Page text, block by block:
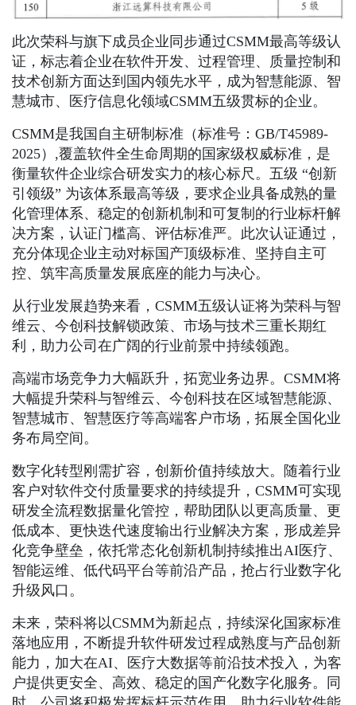
此次荣科与旗下成员企业同步通过CSMM最高等级认
证，标志着企业在软件开发、过程管理、质量控制和
技术创新方面达到国内领先水平，成为智慧能源、智
慧城市、医疗信息化领域CSMM五级贯标的企业。
CSMM是我国自主研制标准（标准号：GB/T45989-
2025）,覆盖软件全生命周期的国家级权威标准，是
衡量软件企业综合研发实力的核心标尺。五级 “创新
引领级” 为该体系最高等级，要求企业具备成熟的量
化管理体系、稳定的创新机制和可复制的行业标杆解
决方案，认证门槛高、评估标准严。此次认证通过，
充分体现企业主动对标国产顶级标准、坚持自主可
控、筑牢高质量发展底座的能力与决心。
从行业发展趋势来看，CSMM五级认证将为荣科与智
维云、今创科技解锁政策、市场与技术三重长期红
利，助力公司在广阔的行业前景中持续领跑。
高端市场竞争力大幅跃升，拓宽业务边界。CSMM将
大幅提升荣科与智维云、今创科技在区域智慧能源、
智慧城市、智慧医疗等高端客户市场，拓展全国化业
务布局空间。
数字化转型刚需扩容，创新价值持续放大。随着行业
客户对软件交付质量要求的持续提升，CSMM可实现
研发全流程数据量化管控，帮助团队以更高质量、更
低成本、更快迭代速度输出行业解决方案，形成差异
化竞争壁垒，依托常态化创新机制持续推出AI医疗、
智能运维、低代码平台等前沿产品，抢占行业数字化
升级风口。
未来，荣科将以CSMM为新起点，持续深化国家标准
落地应用，不断提升软件研发过程成熟度与产品创新
能力，加大在AI、医疗大数据等前沿技术投入，为客
户提供更安全、高效、稳定的国产化数字化服务。同